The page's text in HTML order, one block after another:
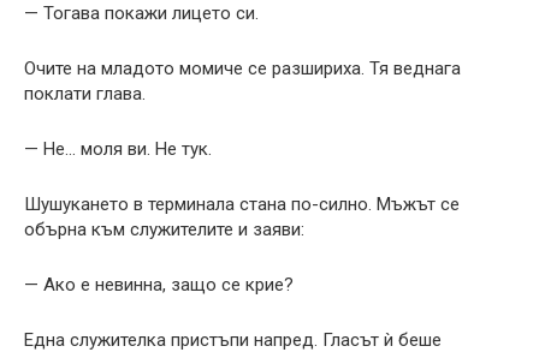
— Тогава покажи лицето си.
Очите на младото момиче се разшириха. Тя веднага
поклати глава.
— Не… моля ви. Не тук.
Шушукането в терминала стана по-силно. Мъжът се
обърна към служителите и заяви:
— Ако е невинна, защо се крие?
Една служителка пристъпи напред. Гласът ѝ беше